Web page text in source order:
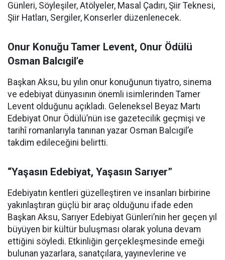
Günleri, Söyleşiler, Atölyeler, Masal Çadırı, Şiir Teknesi,
Şiir Hatları, Sergiler, Konserler düzenlenecek.
Onur Konuğu Tamer Levent, Onur Ödülü
Osman Balcıgil’e
Başkan Aksu, bu yılın onur konuğunun tiyatro, sinema
ve edebiyat dünyasının önemli isimlerinden Tamer
Levent olduğunu açıkladı. Geleneksel Beyaz Martı
Edebiyat Onur Ödülü’nün ise gazetecilik geçmişi ve
tarihî romanlarıyla tanınan yazar Osman Balcıgil’e
takdim edileceğini belirtti.
“Yaşasın Edebiyat, Yaşasın Sarıyer”
Edebiyatın kentleri güzelleştiren ve insanları birbirine
yakınlaştıran güçlü bir araç olduğunu ifade eden
Başkan Aksu, Sarıyer Edebiyat Günleri’nin her geçen yıl
büyüyen bir kültür buluşması olarak yoluna devam
ettiğini söyledi. Etkinliğin gerçekleşmesinde emeği
bulunan yazarlara, sanatçılara, yayınevlerine ve